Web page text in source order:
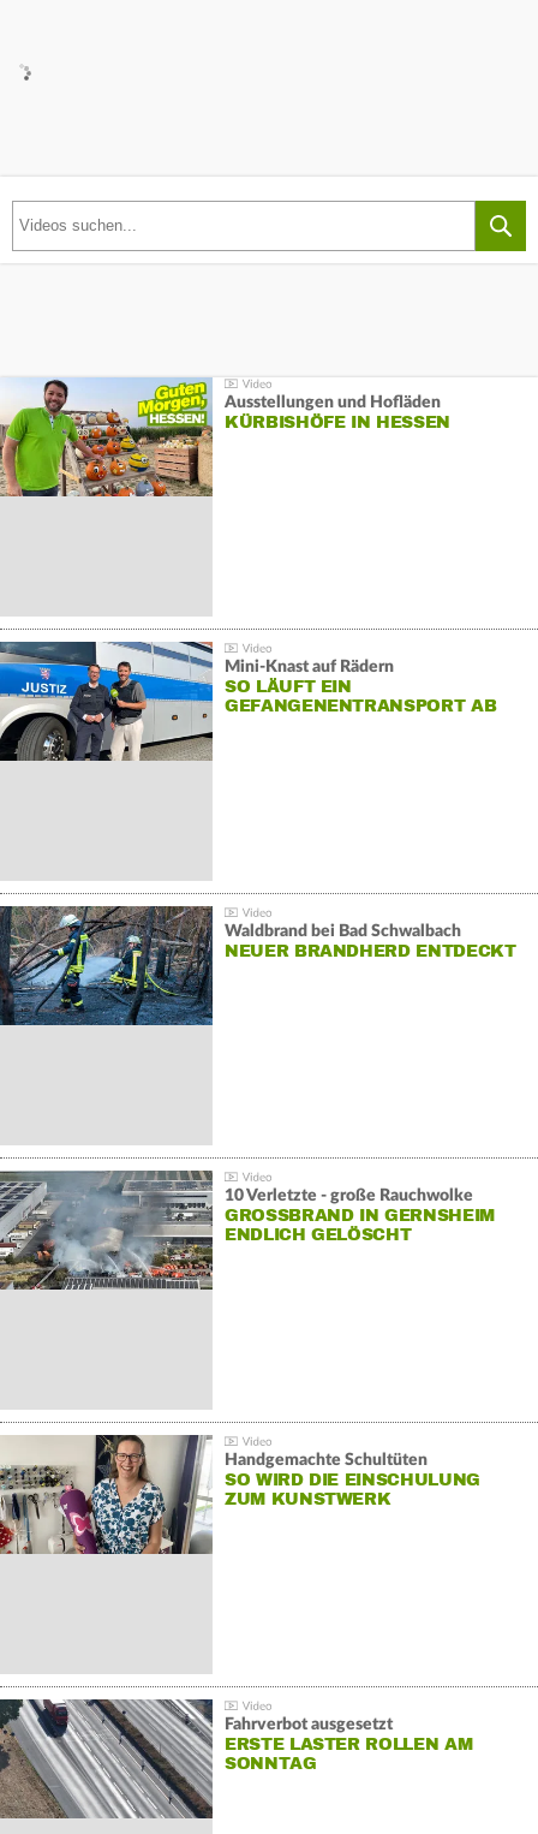
Ausstellungen und Hofläden
KÜRBISHÖFE IN HESSEN
Mini-Knast auf Rädern
SO LÄUFT EIN
GEFANGENENTRANSPORT AB
Waldbrand bei Bad Schwalbach
NEUER BRANDHERD ENTDECKT
10 Verletzte - große Rauchwolke
GROSSBRAND IN GERNSHEIM E
NDLICH GELÖSCHT
Handgemachte Schultüten
SO WIRD DIE EINSCHULUNG
ZUM KUNSTWERK
Fahrverbot ausgesetzt
ERSTE LASTER ROLLEN AM
SONNTAG